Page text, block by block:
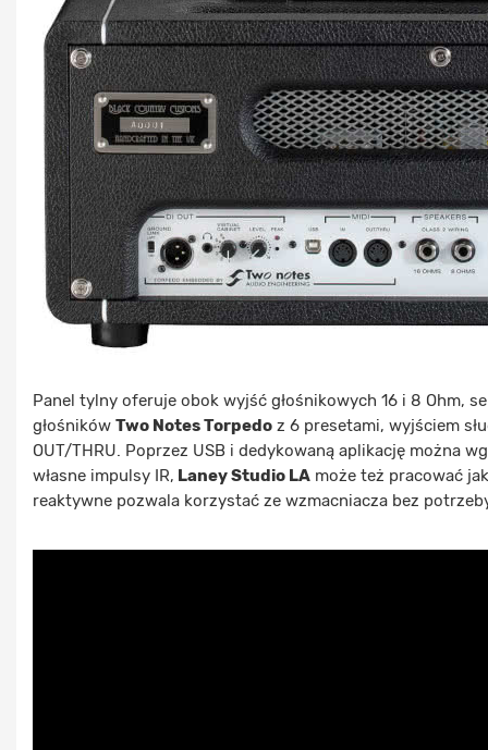
Panel tylny oferuje obok wyjść głośnikowych 16 i 8 Ohm,
głośników Two Notes Torpedo z 6 presetami, wyjściem
OUT/THRU. Poprzez USB i dedykowaną aplikację można
własne impulsy IR, Laney Studio LA może też pracować
reaktywne pozwala korzystać ze wzmacniacza bez